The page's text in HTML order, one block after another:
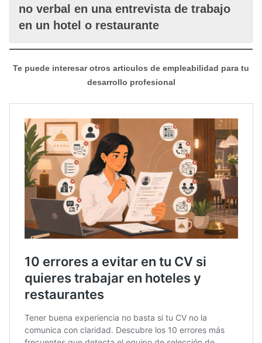
no verbal en una entrevista de trabajo
en un hotel o restaurante
Te puede interesar otros articulos de empleabilidad para tu
desarrollo profesional